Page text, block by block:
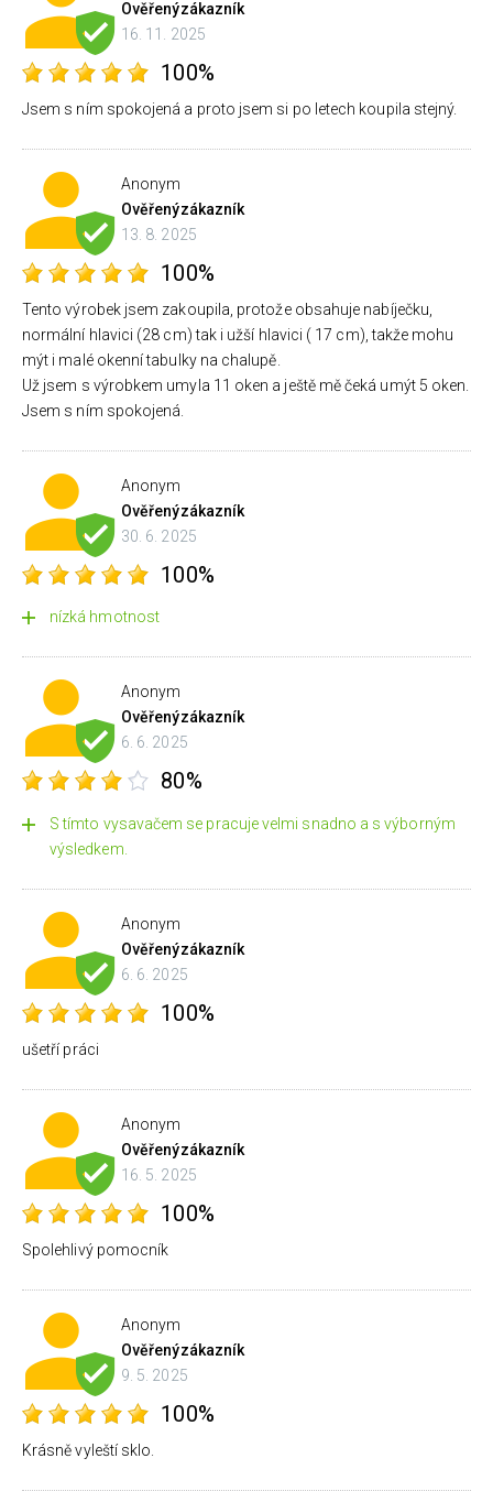
Ověřenýzákazník
16. 11. 2025
100%
Jsem s ním spokojená a proto jsem si po letech koupila stejný.
Anonym
Ověřenýzákazník
13. 8. 2025
100%
Tento výrobek jsem zakoupila, protože obsahuje nabíječku,
normální hlavici (28 cm) tak i užší hlavici ( 17 cm), takže mohu
mýt i malé okenní tabulky na chalupě.
Už jsem s výrobkem umyla 11 oken a ještě mě čeká umýt 5 oken.
Jsem s ním spokojená.
Anonym
Ověřenýzákazník
30. 6. 2025
100%
nízká hmotnost
Anonym
Ověřenýzákazník
6. 6. 2025
80%
S tímto vysavačem se pracuje velmi snadno a s výborným
výsledkem.
Anonym
Ověřenýzákazník
6. 6. 2025
100%
ušetří práci
Anonym
Ověřenýzákazník
16. 5. 2025
100%
Spolehlivý pomocník
Anonym
Ověřenýzákazník
9. 5. 2025
100%
Krásně vyleští sklo.